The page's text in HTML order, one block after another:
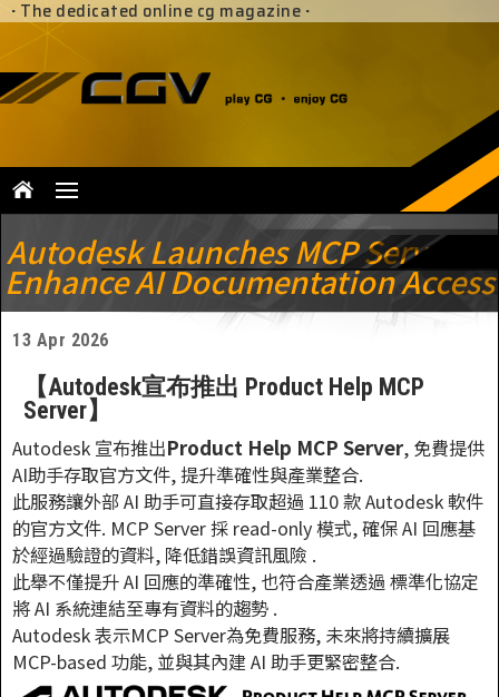
· The dedicated online cg magazine ·
Autodesk Launches MCP Server to
Enhance AI Documentation Access
13 Apr 2026
【Autodesk宣布推出 Product Help MCP
Server】
Autodesk 宣布推出Product Help MCP Server, 免費提供
AI助手存取官方文件, 提升準確性與產業整合.
此服務讓外部 AI 助手可直接存取超過 110 款 Autodesk 軟件
的官方文件. MCP Server 採 read-only 模式, 確保 AI 回應基
於經過驗證的資料, 降低錯誤資訊風險 .
此舉不僅提升 AI 回應的準確性, 也符合產業透過 標準化協定
將 AI 系統連結至專有資料的趨勢 .
Autodesk 表示MCP Server為免費服務, 未來將持續擴展
MCP-based 功能, 並與其內建 AI 助手更緊密整合.